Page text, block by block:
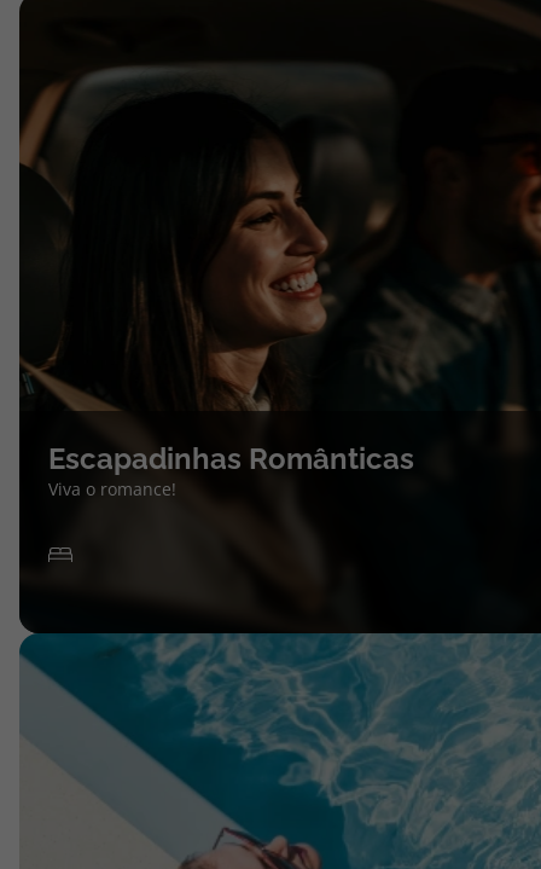
Escapadinhas Românticas
Viva o romance!